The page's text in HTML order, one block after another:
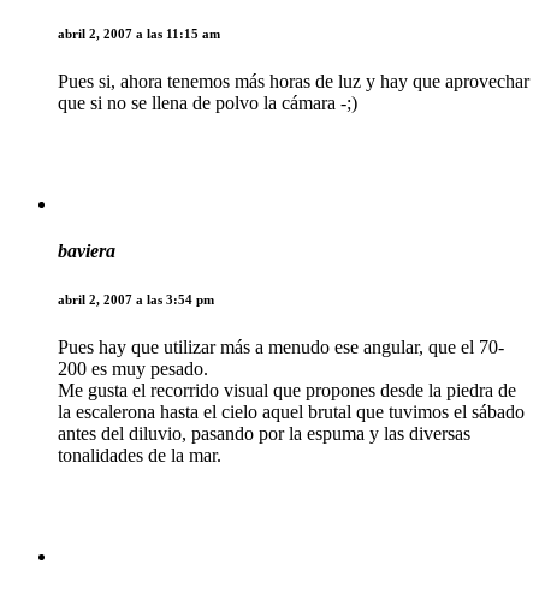
abril 2, 2007 a las 11:15 am
Pues si, ahora tenemos más horas de luz y hay que aprovechar
que si no se llena de polvo la cámara -;)
baviera
abril 2, 2007 a las 3:54 pm
Pues hay que utilizar más a menudo ese angular, que el 70-
200 es muy pesado.
Me gusta el recorrido visual que propones desde la piedra de
la escalerona hasta el cielo aquel brutal que tuvimos el sábado
antes del diluvio, pasando por la espuma y las diversas
tonalidades de la mar.